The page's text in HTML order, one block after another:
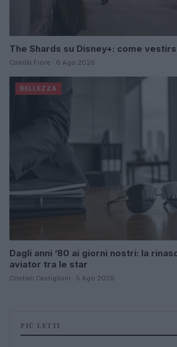
The Shards su Disney+: come
Camilla Fiore · 6 Ago 2026
BELLEZZA
Dagli anni ’80 ai giorni nostri: la
aviator tra le star
Cristian Castiglioni · 5 Ago 2026
PIÙ LETTI